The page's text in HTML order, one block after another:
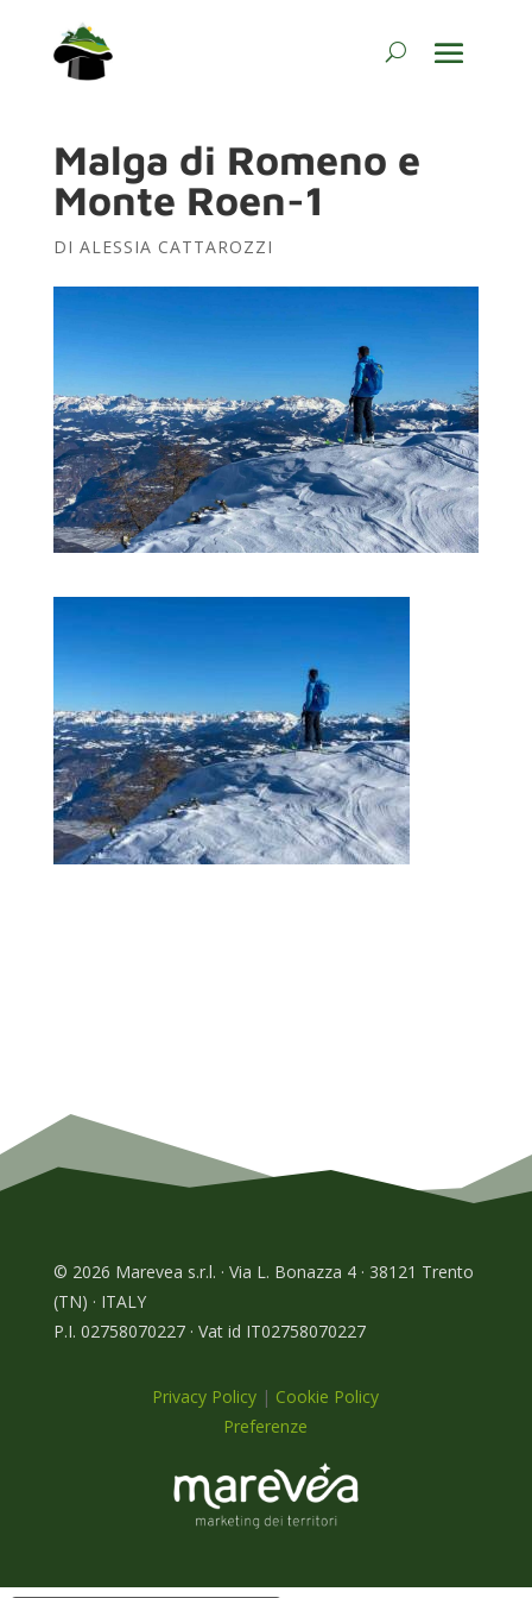
Malga di Romeno e
Monte Roen-1
DI ALESSIA CATTAROZZI
© 2026 Marevea s.r.l. · Via L. Bonazza 4 · 38121 Trento
(TN) · ITALY
P.I. 02758070227 · Vat id IT02758070227
Privacy Policy | Cookie Policy
Preferenze